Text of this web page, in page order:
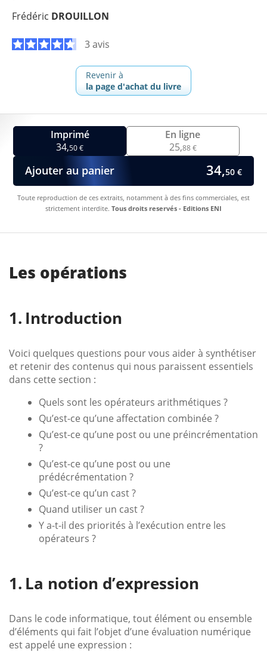
Frédéric DROUILLON
3 avis
Revenir à
la page d'achat du livre
Imprimé
34,50 €
En ligne
25,88 €
Ajouter au panier 34,50 €
Toute reproduction de ces extraits, notamment à des fins commerciales, est
strictement interdite. Tous droits reservés - Editions ENI
Les opérations
Introduction
Voici quelques questions pour vous aider à synthétiser
et retenir des contenus qui nous paraissent essentiels
dans cette section :
Quels sont les opérateurs arithmétiques ?
Qu’est-ce qu’une affectation combinée ?
Qu’est-ce qu’une post ou une préincrémentation
?
Qu’est-ce qu’une post ou une
prédécrémentation ?
Qu’est-ce qu’un cast ?
Quand utiliser un cast ?
Y a-t-il des priorités à l’exécution entre les
opérateurs ?
La notion d’expression
Dans le code informatique, tout élément ou ensemble
d’éléments qui fait l’objet d’une évaluation numérique
est appelé une expression :